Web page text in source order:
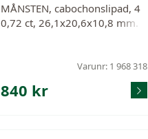
MÅNSTEN, cabochonslipad, 4
0,72 ct, 26,1x20,6x10,8 mm.
Varunr: 1 968 318
840 kr